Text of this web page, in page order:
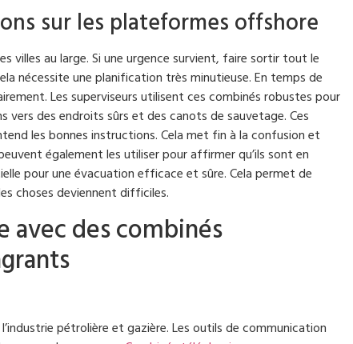
sur les plateformes offshore
au large. Si une urgence survient, faire sortir tout le
nécessite une planification très minutieuse. En temps de
Les superviseurs utilisent ces combinés robustes pour
vers des endroits sûrs et des canots de sauvetage. Ces
les bonnes instructions. Cela met fin à la confusion et
également les utiliser pour affirmer qu’ils sont en
pour une évacuation efficace et sûre. Cela permet de
choses deviennent difficiles.
des combinés
pétrolière et gazière. Les outils de communication